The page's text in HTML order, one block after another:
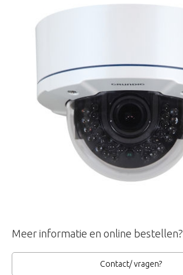
Meer informatie en online bestellen?
Contact/ vragen?